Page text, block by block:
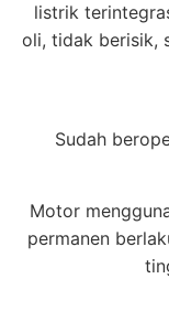
listrik
oli, tidak berisik,
Sudah
Motor
permanen